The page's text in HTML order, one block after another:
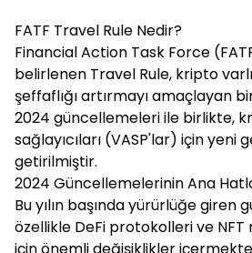
FATF Travel Rule Nedir?
Financial Action Task Force
belirlenen Travel Rule, kripto
şeffaflığı artırmayı amaçlayan
2024 güncellemeleri ile birlikte,
sağlayıcıları (VASP'lar) için yeni
getirilmiştir.
2024 Güncellemelerinin Ana
Bu yılın başında yürürlüğe giren
özellikle DeFi protokolleri ve